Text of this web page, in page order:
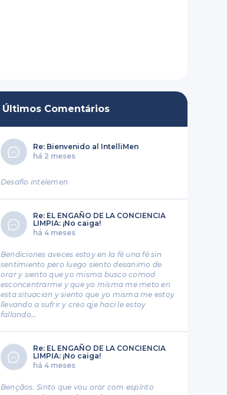
Últimos Comentários
Re: Bienvenido al IntelliMen
há 2 meses
Desafío intelemen
Re: EL ENGAÑO DE LA CONCIENCIA
LIMPIA: ¡No caiga!
há 4 meses
Bendiciones aveces estoy en la fé una fé sin
sentimiento pero luego siento desanimo de
orar y siento que yo misma busco comod
esconcentrarme y que yo misma me meto en
esta situacion y siento que yo misma me estoy
llevando a sufrir y creo qje haci le estoy
fallando…
Re: EL ENGAÑO DE LA CONCIENCIA
LIMPIA: ¡No caiga!
há 4 meses
Bençãos. Sinto que vou orar com espírito